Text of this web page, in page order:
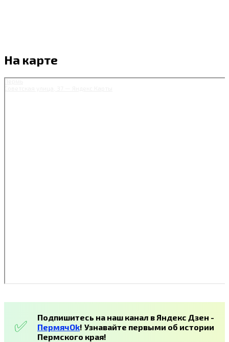
На карте
Пермь
Подпишитесь на наш канал в Яндекс Дзен -
ПермячOk! Узнавайте первыми об истории
Пермского края!